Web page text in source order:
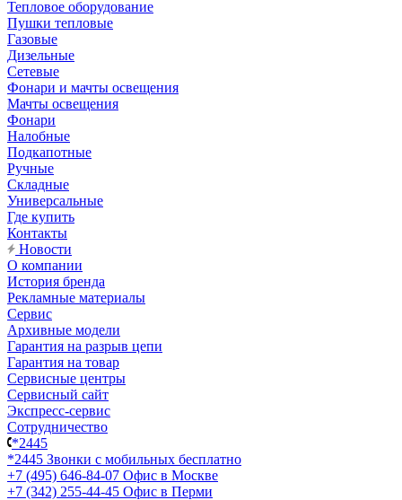
Тепловое оборудование
Пушки тепловые
Газовые
Дизельные
Сетевые
Фонари и мачты освещения
Мачты освещения
Фонари
Налобные
Подкапотные
Ручные
Складные
Универсальные
Где купить
Контакты
Новости
О компании
История бренда
Рекламные материалы
Сервис
Архивные модели
Гарантия на разрыв цепи
Гарантия на товар
Сервисные центры
Сервисный сайт
Экспресс-сервис
Сотрудничество
*2445
*2445 Звонки с мобильных бесплатно
+7 (495) 646-84-07 Офис в Москве
+7 (342) 255-44-45 Офис в Перми